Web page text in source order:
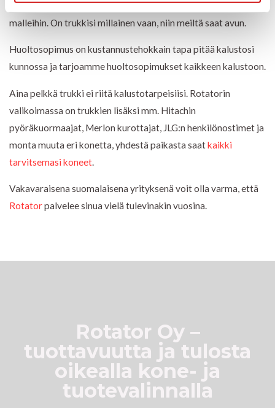
Tarjoamme huoltopalvelut kaikkiin trukkimerkkeihin ja
malleihin. On trukkisi millainen vaan, niin meiltä saat avun.
Huoltosopimus on kustannustehokkain tapa pitää kalustosi
kunnossa ja tarjoamme huoltosopimukset kaikkeen kalustoon.
Aina pelkkä trukki ei riitä kalustotarpeisiisi. Rotatorin
valikoimassa on trukkien lisäksi mm. Hitachin
pyöräkuormaajat, Merlon kurottajat, JLG:n henkilönostimet ja
monta muuta eri konetta, yhdestä paikasta saatkaikki
tarvitsemasi koneet.
Vakavaraisena suomalaisena yrityksenä voit olla varma, että
Rotatorpalvelee sinua vielä tulevinakin vuosina.
Rotator Oy –
tuottavuutta ja tulosta
oikealla kone- ja
tuotevalinnalla